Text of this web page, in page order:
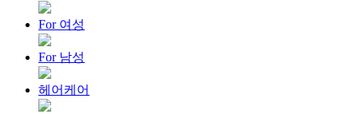
For 여성
For 남성
헤어케어